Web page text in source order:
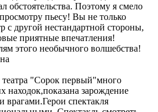
обстоятельства. Поэтому я смело
пьесу! Вы не только
с другой нестандартной стороны,
приятные впечатления!
этого необычного волшебства!
театра "Сорок первый"много
находок,показана зарождение
спектакля